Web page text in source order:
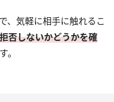
、気軽に相手に触れるこ
否しないかどうかを確
。